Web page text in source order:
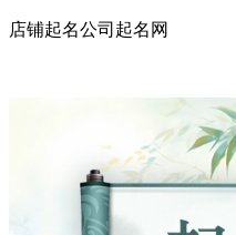
店铺起名公司起名网